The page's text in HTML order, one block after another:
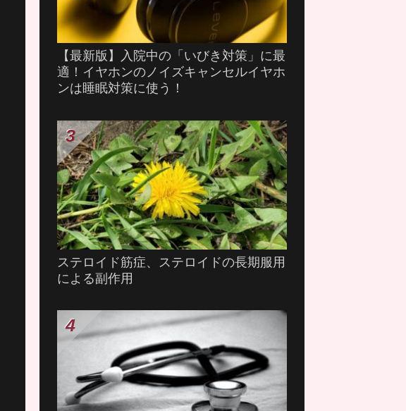
【最新版】入院中の「いびき対策」に最
適！イヤホンのノイズキャンセルイヤホ
ンは睡眠対策に使う！
ステロイド筋症、ステロイドの長期服用
による副作用